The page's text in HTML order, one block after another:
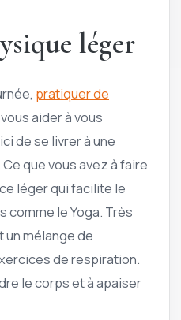
léger
pratiquer de
aider à vous
de se livrer à une
que vous avez à faire
léger qui facilite le
comme le Yoga. Très
un mélange de
de respiration.
le corps et à apaiser